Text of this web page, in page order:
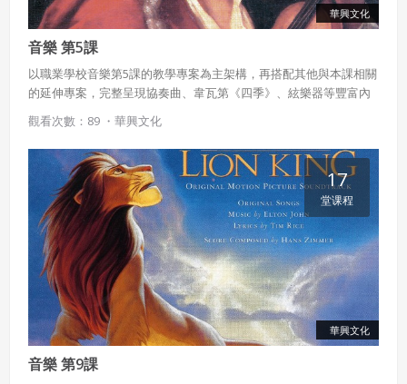
華興文化
音樂 第5課
以職業學校音樂第5課的教學專案為主架構，再搭配其他與本課相關
的延伸專案，完整呈現協奏曲、韋瓦第《四季》、絃樂器等豐富內
容。
觀看次數：89 ・ 華興文化
華興文化
17
堂课程
音樂 第9課
還沒有註冊帳號嗎？點擊立刻註冊
已閱讀 使用條款和隱私政策
已經有註冊帳號了嗎？點擊立刻登入
授權內容：係指吉寶系統有限公司（吉寶系統公司）所有或
經授權使用而置放於吉寶知識系統網站或系統內之著作物。
二、會員規範
策。
違反前項約定者，本系統得終止會員資格。
三、著作權授權
會員得於本系統內使用授權內容，除經著作權人有標示採取
創用CC授權或其他授權者，會員不得重製、轉載、散布或類
似方法流通授權內容。
本系統防盜拷措施或類似措施，會員不得予以破解、破壞或
以其他方法規避。
會員使用本系統之費用，由吉寶系統公司定之並按月收取。
吉寶系統公司得不定期公告與調整費用。
我同意上述會員條款
同意上述條款，確定註冊